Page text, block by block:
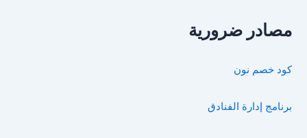
مصادر ضرورية
كود خصم نون
برنامج إدارة الفنادق